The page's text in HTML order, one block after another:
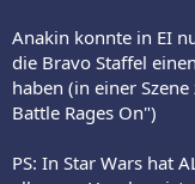
Anakin konnte in EI
die Bravo Staffel
haben (in einer
Battle Rages On")
PS: In Star Wars hat